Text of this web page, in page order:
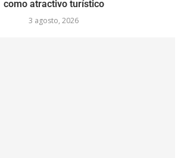
como atractivo turístico
3 agosto, 2026